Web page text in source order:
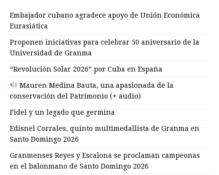
Embajador cubano agradece apoyo de Unión Económica
Eurasiática
Proponen iniciativas para celebrar 50 aniversario de la
Universidad de Granma
“Revolución Solar 2026” por Cuba en España
Mauren Medina Bauta, una apasionada de la
conservación del Patrimonio (+ audio)
Fidel y un legado que germina
Edisnel Corrales, quinto multimedallista de Granma en
Santo Domingo 2026
Granmenses Reyes y Escalona se proclaman campeonas
en el balonmano de Santo Domingo 2026